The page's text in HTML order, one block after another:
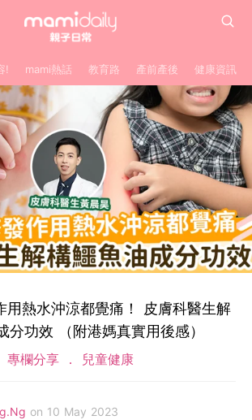
! mami熱話 教育路 產前產後 健康資訊
用熱水沖涼都覺痛！ 皮膚科醫生解
分功效 （附港媽真實用後感）
專欄分享 兒童健康
on 10 May 2023